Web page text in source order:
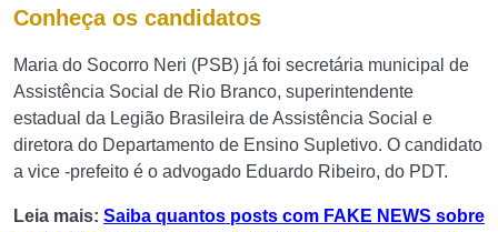
Conheça os candidatos
Maria do Socorro Neri (PSB) já foi secretária municipal de
Assistência Social de Rio Branco, superintendente
estadual da Legião Brasileira de Assistência Social e
diretora do Departamento de Ensino Supletivo. O candidato
a vice -prefeito é o advogado Eduardo Ribeiro, do PDT.
Leia mais: Saiba quantos posts com FAKE NEWS sobre